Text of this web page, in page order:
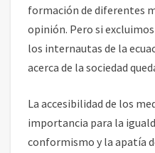
formación de diferentes
opinión. Pero si
los internautas de la
acerca de la sociedad
La accesibilidad de los
importancia para la
conformismo y la apatía